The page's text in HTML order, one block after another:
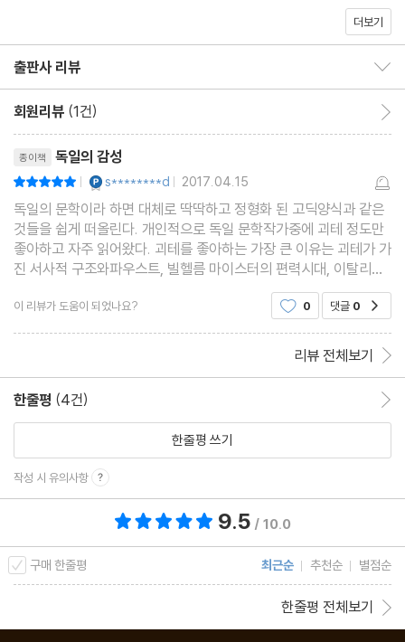
트의 정본으로 인정받고 있는, 호프만 운트 캄페에서 1975년 출간
된 Samtliche Werke. Historisch-kritische Gesamtausgabe
der Werke. Dusseldorfer Ausgabe / Buch der Lieder를 사용
시로 읽힐 수 있도록 하는 데 가장 심혈을 기울였다]고 밝혔다.
성을 가져다준 시집으로 「젊은 날의 슬픔」, 「서정적 간주곡」, 「귀향」,
「하르츠 여행에서」, 「북해」 등 다섯 개의 연작이 담겨 있다. 개작을
거친 기존의 시들에 7편의 미발표 시들을 추가하고 새롭게 배열하
여 내놓은 것으로 멘델스존, 슈만, 차이콥스키, 리스트, 브람스, 슈트
라우스 등 당시 최고 작곡가들의 손을 거쳐 독일어로 된 시집 가운데
가장 많이 작곡된 시집이다.
젊은 날의 아픔 1817~1821
-노래들
-로만체
더보기
출판사 리뷰
회원리뷰 (1건)
종이책 독일의 감성
| s********d | 2017.04.15
독일의 문학이라 하면 대체로 딱딱하고 정형화 된 고딕양식과 같은
것들을 쉽게 떠올린다. 개인적으로 독일 문학작가중에 괴테 정도만
좋아하고 자주 읽어왔다. 괴테를 좋아하는 가장 큰 이유는 괴테가 가
진 서사적 구조와파우스트, 빌헬름 마이스터의 편력시대, 이탈리아
기행 등작품 전체를 관통하는 일관된 구조와 사상이 배울점도 많고
매력적이기 때문이었다. 반면에 하인리이 하이
이 리뷰가 도움이 되었나요? 0 댓글 0
리뷰 전체보기
한줄평 (4건)
한줄평 쓰기
작성 시 유의사항
9.5 / 10.0
구매 한줄평 최근순 추천순 별점순
한줄평 전체보기